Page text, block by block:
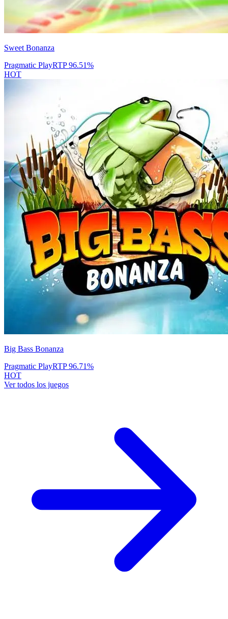
Sweet Bonanza
Pragmatic PlayRTP96.51%
HOT
Big Bass Bonanza
Pragmatic PlayRTP96.71%
HOT
Ver todos los juegos